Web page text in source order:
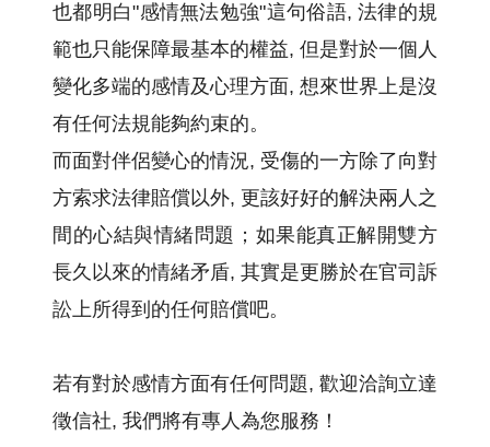
也都明白"感情無法勉強"這句俗語, 法律的規
範也只能保障最基本的權益, 但是對於一個人
變化多端的感情及心理方面, 想來世界上是沒
有任何法規能夠約束的。
而面對伴侶變心的情況, 受傷的一方除了向對
方索求法律賠償以外, 更該好好的解決兩人之
間的心結與情緒問題；如果能真正解開雙方
長久以來的情緒矛盾, 其實是更勝於在官司訴
訟上所得到的任何賠償吧。
若有對於感情方面有任何問題, 歡迎洽詢立達
徵信社, 我們將有專人為您服務！